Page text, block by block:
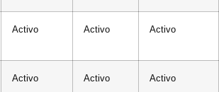
Activo Activo Activo
Activo Activo Activo